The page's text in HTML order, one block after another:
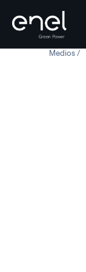
Saltar al contenido
Medios